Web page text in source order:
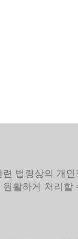
법령상의 개인
활하게 처리할